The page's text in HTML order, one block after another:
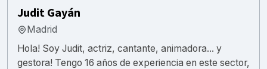
Judit Gayán
Madrid
Hola! Soy Judit, actriz, cantante, animadora... y
gestora! Tengo 16 años de experiencia en este sector,